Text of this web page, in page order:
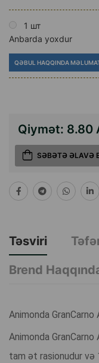
1 шт
Anbarda yoxdur
QƏBUL HAQQINDA
Qiymət: 8.80
SƏBƏTƏ ƏLAVƏ
Təsviri
Brend
Animonda
Animonda
tam ət rasionudur və